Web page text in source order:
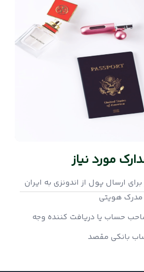
مورد نیاز
ارسال پول از اندونزی به ایران
مدرک هویتی
حساب یا دریافت کننده وجه
بانکی مقصد